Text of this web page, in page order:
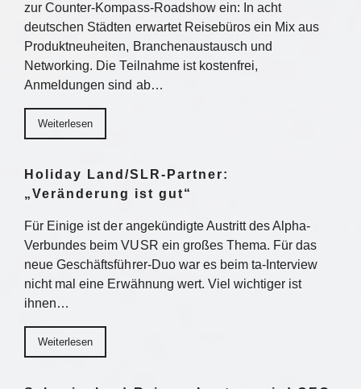
zur Counter-Kompass-Roadshow ein: In acht
deutschen Städten erwartet Reisebüros ein Mix aus
Produktneuheiten, Branchenaustausch und
Networking. Die Teilnahme ist kostenfrei,
Anmeldungen sind ab…
Weiterlesen
Holiday Land/SLR-Partner:
„Veränderung ist gut“
Für Einige ist der angekündigte Austritt des Alpha-
Verbundes beim VUSR ein großes Thema. Für das
neue Geschäftsführer-Duo war es beim ta-Interview
nicht mal eine Erwähnung wert. Viel wichtiger ist
ihnen…
Weiterlesen